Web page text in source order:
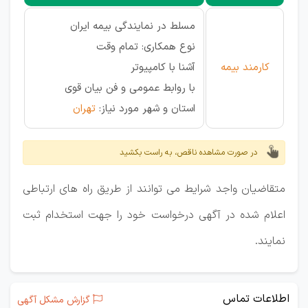
کارمند بیمه
مسلط در نمایندگی بیمه ایران
نوع همکاری: تمام وقت
آشنا با کامپیوتر
با روابط عمومی و فن بیان قوی
استان و شهر مورد نیاز: تهران
در صورت مشاهده ناقص، به راست بکشید
متقاضیان واجد شرایط می توانند از طریق راه های ارتباطی
اعلام شده در آگهی درخواست خود را جهت استخدام ثبت
نمایند.
اطلاعات تماس گزارش مشکل آگهی